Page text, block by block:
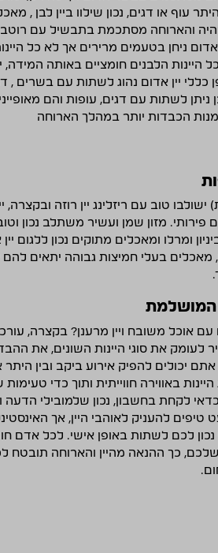
עוף או דגים, נכון שילוו ביין לבן ,
והיה והארוחה מסתכמת בתבשיל עם רוטב,
ניחן בטעמים מרירים אך לא כל
היינות הלבנים חומציים באותה המידה,
כללי יין אדום נהוג לשתות עם בשרים ,
ניתן לשתות עם דגים, עופות והם
המנות הכבדות יותר במהלך הארוחה
טוב עם ריזלינג יין רוזה ובקצרה,
מזון שמן ועשיר משתלב נכון וטוב
ומרלו ומאכלים מתוקים נכון ללגום
בעלי חמיצות גבוהה יתאים להם
אוכל משובח ויין מרענן? בקצרה,
לעומק את סוגי היינות השונים, את
אתם יכולים להפיק אירוע ביקב ובין היתר
באווירה חווייתית ותוך כדי טעימות
לקחת בחשבון, נכון שלמובילי הדעה
להעניק לאוהבי היין, אך
לכם לשתות באופן אישי. לכל אדם
כך ההנאה מהיין והארוחה תובטח